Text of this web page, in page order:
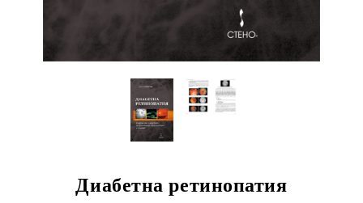
Диабетна ретинопатия